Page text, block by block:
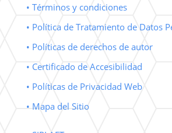
• Términos y condiciones
• Política de Tratamiento de Datos
• Políticas de derechos de autor
• Certificado de Accesibilidad
• Políticas de Privacidad Web
• Mapa del Sitio